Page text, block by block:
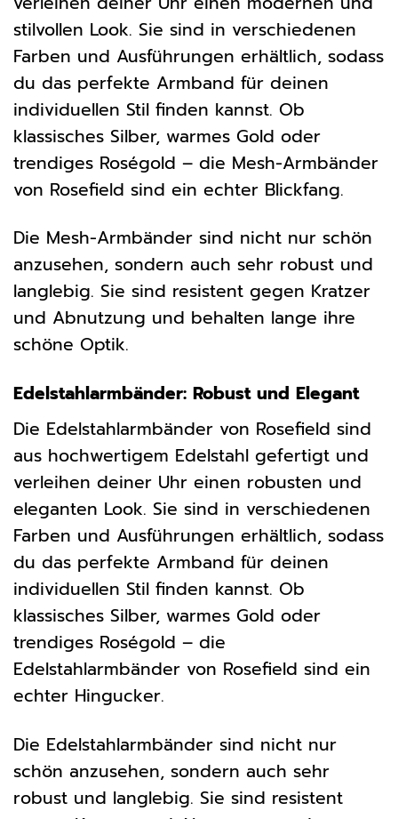
stilvollen Look. Sie sind in verschiedenen
Farben und Ausführungen erhältlich, sodass
du das perfekte Armband für deinen
individuellen Stil finden kannst. Ob
klassisches Silber, warmes Gold oder
trendiges Roségold – die Mesh-Armbänder
von Rosefield sind ein echter Blickfang.
Die Mesh-Armbänder sind nicht nur schön
anzusehen, sondern auch sehr robust und
langlebig. Sie sind resistent gegen Kratzer
und Abnutzung und behalten lange ihre
schöne Optik.
Edelstahlarmbänder: Robust und Elegant
Die Edelstahlarmbänder von Rosefield sind
aus hochwertigem Edelstahl gefertigt und
verleihen deiner Uhr einen robusten und
eleganten Look. Sie sind in verschiedenen
Farben und Ausführungen erhältlich, sodass
du das perfekte Armband für deinen
individuellen Stil finden kannst. Ob
klassisches Silber, warmes Gold oder
trendiges Roségold – die
Edelstahlarmbänder von Rosefield sind ein
echter Hingucker.
Die Edelstahlarmbänder sind nicht nur
schön anzusehen, sondern auch sehr
robust und langlebig. Sie sind resistent